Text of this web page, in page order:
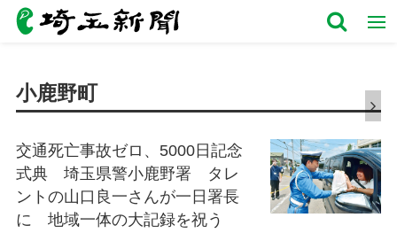
小鹿野町
交通死亡事故ゼロ、5000日記念
式典 埼玉県警小鹿野署 タレ
ントの山口良一さんが一日署長
に 地域一体の大記録を祝う